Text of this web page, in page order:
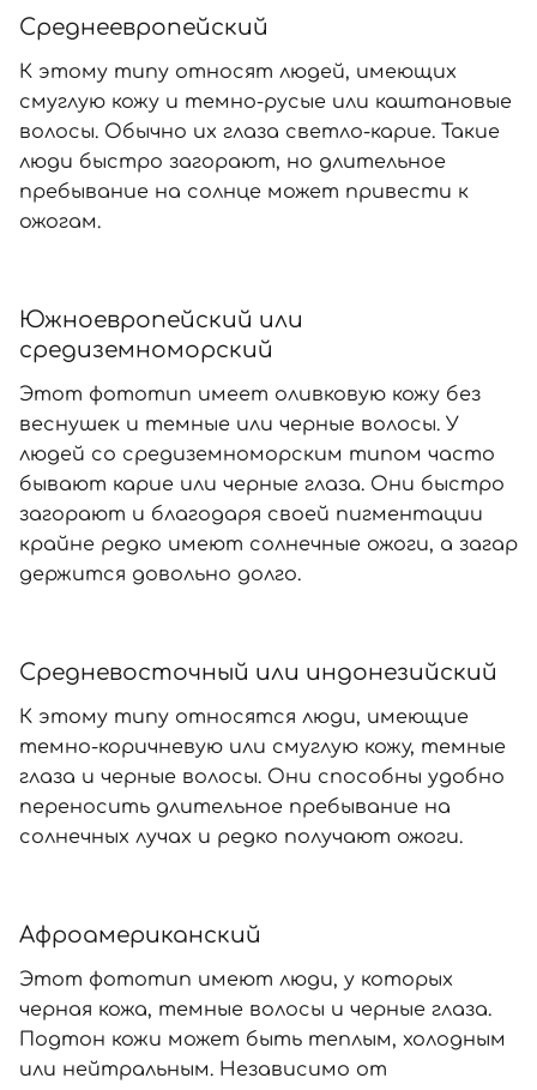
Среднеевропейский
К этому типу относят людей, имеющих
смуглую кожу и темно-русые или каштановые
волосы. Обычно их глаза светло-карие. Такие
люди быстро загорают, но длительное
пребывание на солнце может привести к
ожогам.
Южноевропейский или
средиземноморский
Этот фототип имеет оливковую кожу без
веснушек и темные или черные волосы. У
людей со средиземноморским типом часто
бывают карие или черные глаза. Они быстро
загорают и благодаря своей пигментации
крайне редко имеют солнечные ожоги, а загар
держится довольно долго.
Средневосточный или индонезийский
К этому типу относятся люди, имеющие
темно-коричневую или смуглую кожу, темные
глаза и черные волосы. Они способны удобно
переносить длительное пребывание на
солнечных лучах и редко получают ожоги.
Афроамериканский
Этот фототип имеют люди, у которых
черная кожа, темные волосы и черные глаза.
Подтон кожи может быть теплым, холодным
или нейтральным. Независимо от